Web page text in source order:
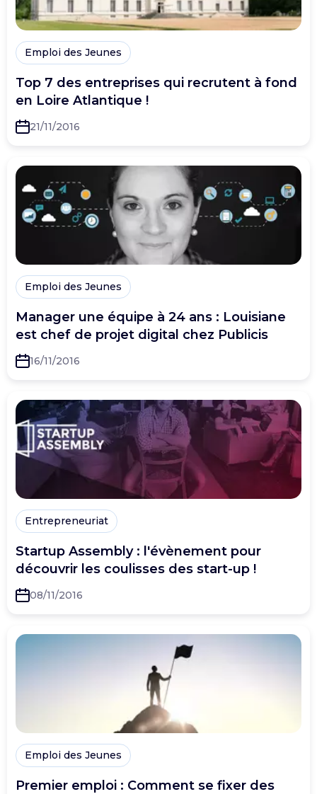
Emploi des Jeunes
Top 7 des entreprises qui recrutent à fond
en Loire Atlantique !
21/11/2016
Emploi des Jeunes
Manager une équipe à 24 ans : Louisiane
est chef de projet digital chez Publicis
16/11/2016
Entrepreneuriat
Startup Assembly : l'évènement pour
découvrir les coulisses des start-up !
08/11/2016
Emploi des Jeunes
Premier emploi : Comment se fixer des